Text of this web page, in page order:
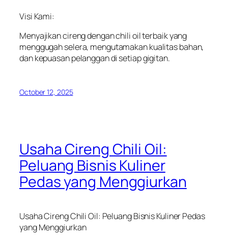
Visi Kami:
Menyajikan cireng dengan chili oil terbaik yang
menggugah selera, mengutamakan kualitas bahan,
dan kepuasan pelanggan di setiap gigitan.
October 12, 2025
Usaha Cireng Chili Oil:
Peluang Bisnis Kuliner
Pedas yang Menggiurkan
Usaha Cireng Chili Oil: Peluang Bisnis Kuliner Pedas
yang Menggiurkan